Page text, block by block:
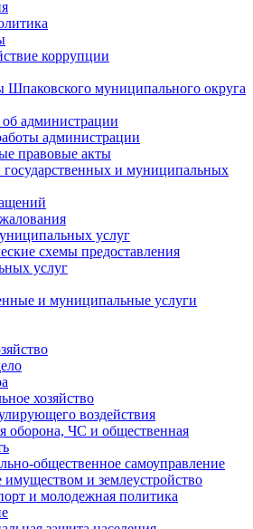
коррупции
Шпаковского муниципального округа
администрации
администрации
правовые акты
государственных и муниципальных
услуг
схемы предоставления
услуг
и муниципальные услуги
хозяйство
воздействия
оборона, ЧС и общественная
общественное самоуправление
имуществом и землеустройство
и молодежная политика